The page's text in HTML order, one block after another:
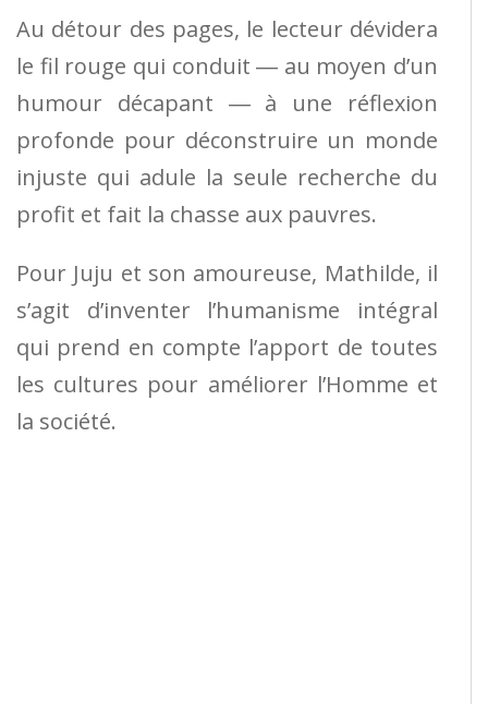
Au détour des pages, le lecteur dévidera
le fil rouge qui conduit ― au moyen d’un
humour décapant ― à une réflexion
profonde pour déconstruire un monde
injuste qui adule la seule recherche du
profit et fait la chasse aux pauvres.
Pour Juju et son amoureuse, Mathilde, il
s’agit d’inventer l’humanisme intégral
qui prend en compte l’apport de toutes
les cultures pour améliorer l’Homme et
la société.